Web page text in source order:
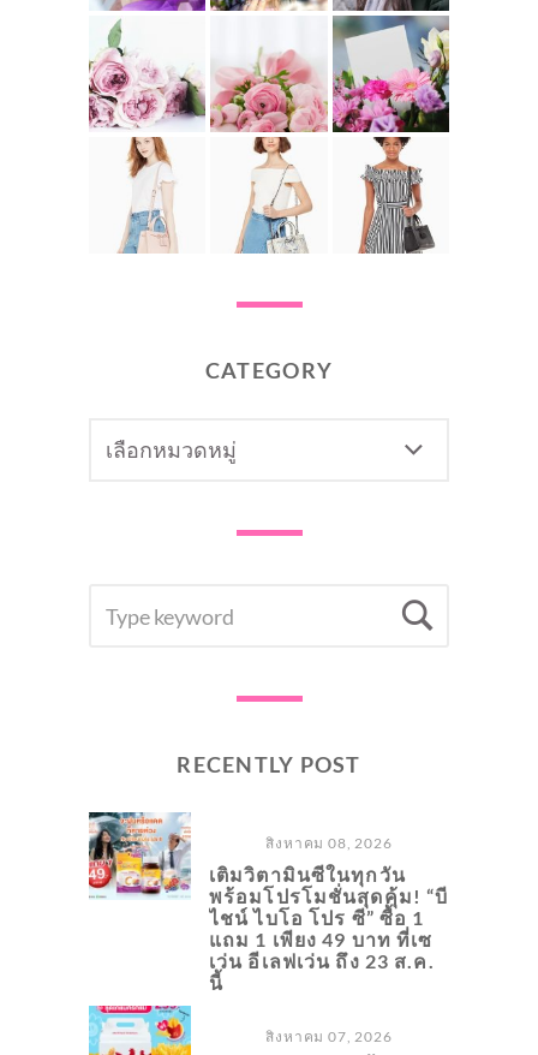
CATEGORY
FOR:
RECENTLY POST
สิงหาคม 08, 2026
เติมวิตามินซีในทุกวัน
พร้อมโปรโมชั่นสุดคุ้ม! “บี
ไชน์ ไบโอ โปร ซี” ซื้อ 1
แถม 1 เพียง 49 บาท ที่เซ
เว่น อีเลฟเว่น ถึง 23 ส.ค.
นี้
สิงหาคม 07, 2026